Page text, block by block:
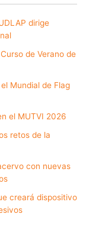
dirige
de Verano de
Mundial de Flag
el MUTVI 2026
retos de la
con nuevas
creará dispositivo